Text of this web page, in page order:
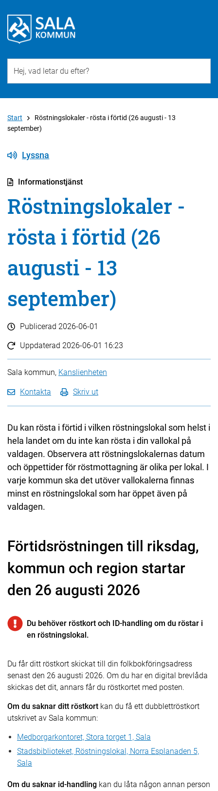
Start
Röstningslokaler - rösta i förtid (26 augusti - 13
september)
Lyssna
Informationstjänst
Röstningslokaler -
rösta i förtid (26
augusti - 13
september)
Publicerad 2026-06-01
Uppdaterad 2026-06-01 16:23
Sala kommun, Kanslienheten
Kontakta Skriv ut
Du kan rösta i förtid i vilken röstningslokal som helst i
hela landet om du inte kan rösta i din vallokal på
valdagen. Observera att röstningslokalernas datum
och öppettider för röstmottagning är olika per lokal. I
varje kommun ska det utöver vallokalerna finnas
minst en röstningslokal som har öppet även på
valdagen.
Förtidsröstningen till riksdag,
kommun och region startar
den 26 augusti 2026
Du behöver röstkort och ID-handling om du röstar i
en röstningslokal.
Du får ditt röstkort skickat till din folkbokföringsadress
senast den 26 augusti 2026. Om du har en digital brevlåda
skickas det dit, annars får du röstkortet med posten.
Om du saknar ditt röstkort kan du få ett dubblettröstkort
utskrivet av Sala kommun:
Medborgarkontoret, Stora torget 1, Sala
Stadsbiblioteket, Röstningslokal, Norra Esplanaden 5,
Sala
Om du saknar id-handling kan du låta någon annan person